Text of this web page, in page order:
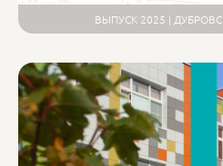
ВЫПУСК 2025 |